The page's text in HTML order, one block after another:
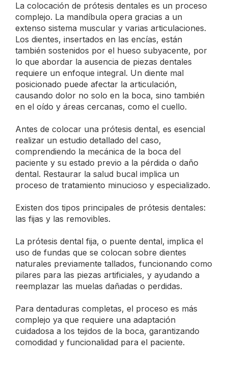
La colocación de prótesis dentales es un proceso
complejo. La mandíbula opera gracias a un
extenso sistema muscular y varias articulaciones.
Los dientes, insertados en las encías, están
también sostenidos por el hueso subyacente, por
lo que abordar la ausencia de piezas dentales
requiere un enfoque integral. Un diente mal
posicionado puede afectar la articulación,
causando dolor no solo en la boca, sino también
en el oído y áreas cercanas, como el cuello.
Antes de colocar una prótesis dental, es esencial
realizar un estudio detallado del caso,
comprendiendo la mecánica de la boca del
paciente y su estado previo a la pérdida o daño
dental. Restaurar la salud bucal implica un
proceso de tratamiento minucioso y especializado.
Existen dos tipos principales de prótesis dentales:
las fijas y las removibles.
La prótesis dental fija, o puente dental, implica el
uso de fundas que se colocan sobre dientes
naturales previamente tallados, funcionando como
pilares para las piezas artificiales, y ayudando a
reemplazar las muelas dañadas o perdidas.
Para dentaduras completas, el proceso es más
complejo ya que requiere una adaptación
cuidadosa a los tejidos de la boca, garantizando
comodidad y funcionalidad para el paciente.